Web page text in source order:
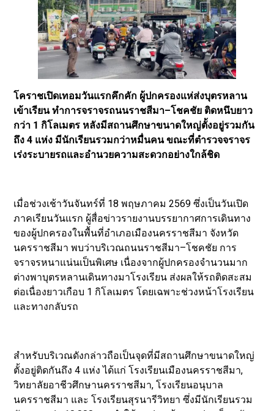
โคราชเปิดเทอมวันแรกคึกคัก ผู้ปกครองแห่ส่งบุตรหลาน
เข้าเรียน ทำการจราจรถนนราชสีมา–โชคชัย ติดหนึบยาว
กว่า 1 กิโลเมตร หลังมีสถานศึกษาขนาดใหญ่ตั้งอยู่รวมกัน
ถึง 4 แห่ง มีนักเรียนรวมกว่าหมื่นคน ขณะที่ตำรวจจราจร
เร่งระบายรถและอำนวยความสะดวกอย่างใกล้ชิด
เมื่อช่วงเช้าวันจันทร์ที่ 18 พฤษภาคม 2569 ซึ่งเป็นวันเปิด
ภาคเรียนวันแรก ผู้สื่อข่าวรายงานบรรยากาศการเดินทาง
ของผู้ปกครองในพื้นที่อำเภอเมืองนครราชสีมา จังหวัด
นครราชสีมา พบว่าบริเวณถนนราชสีมา–โชคชัย การ
จราจรหนาแน่นเป็นพิเศษ เนื่องจากผู้ปกครองจำนวนมาก
ต่างพาบุตรหลานเดินทางมาโรงเรียน ส่งผลให้รถติดสะสม
ต่อเนื่องยาวเกือบ 1 กิโลเมตร โดยเฉพาะช่วงหน้าโรงเรียน
และทางกลับรถ
สำหรับบริเวณดังกล่าวถือเป็นจุดที่มีสถานศึกษาขนาดใหญ่
ตั้งอยู่ติดกันถึง 4 แห่ง ได้แก่ โรงเรียนเมืองนครราชสีมา,
วิทยาลัยอาชีวศึกษานครราชสีมา, โรงเรียนอนุบาล
นครราชสีมา และ โรงเรียนสุรนารีวิทยา ซึ่งมีนักเรียนรวม